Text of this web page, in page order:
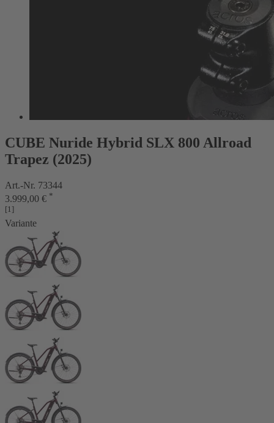
CUBE Nuride Hybrid SLX 800 Allroad
Trapez (2025)
Art.-Nr. 73344
3.999,00 € *
[1]
Variante